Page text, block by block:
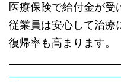
医療保険で給付金が受
従業員は安心して治療
復帰率も高まります。